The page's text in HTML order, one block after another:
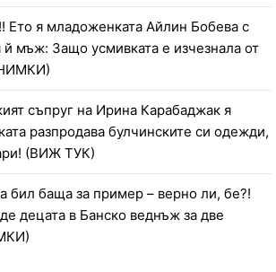
я младоженката Айлин Бобева с
й мъж: Защо усмивката е изчезнала от
съпруг на Ирина Карабаджак я
разпродава булчинските си одежди,
(ВИЖ ТУК)
бил баща за пример – верно ли, бе?!
децата в Банско веднъж за две